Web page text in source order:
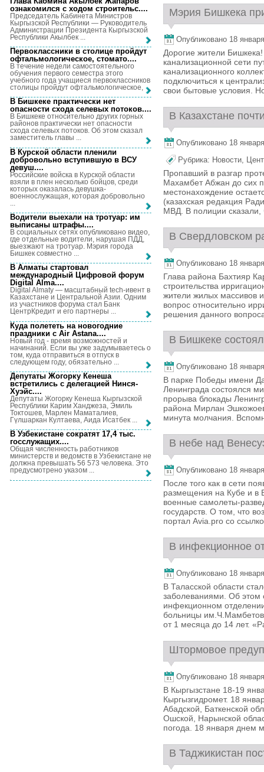
Мэрия Бишкека
Опубликовано 18
Дорогие жители
канализационной сети
канализационного
подключиться к
свои бытовые условия.
В Казахстане
Опубликовано 18
Рубрика: Новости,
Пропавший в разгар
Махамбет Абжан до сих
местонахождение
(казахская редакция
МВД. В полиции сказали,
В Свердловском
Опубликовано 18
Глава района Бахтияр
строительства
жители жилых массивов
вопрос относительно
решения данного
В Бишкеке
Опубликовано 18
В парке Победы имени
Ленинграда состоялся
прорыва блокады
района Мирлан
минута молчания.
В небе над
Опубликовано 18
После того как в сети
размещения на Кубе и в
военные самолеты-
государств. О том, что
портал Avia.pro со
В инфекционное
Опубликовано 18
В Таласской области
заболеваниями. Об этом
инфекционном
больницы
от 1 месяца до 14 лет.
Штормовое
Опубликовано 18
В Кыргызстане 18-19
Кыргызгидромет. 18
Абадской, Баткенской
Ошской, Нарынской
погода. 18 января днем
В Таджикистан
ознакомился с ходом строительс....
Председатель Кабинета Министров
Кыргызской Республики — Руководитель
Администрации Президента Кыргызской
Республики Акылбек ...
Первоклассники в столице пройдут
офтальмологическое, стомато....
В течение недели самостоятельного
обучения первого семестра этого
учебного года учащиеся первоклассников
столицы пройдут офтальмологическое, ...
В Бишкеке практически нет
опасности схода селевых потоков....
В Бишкеке относительно других горных
районов практически нет опасности
схода селевых потоков. Об этом сказал
заместитель главы ...
В Курской области пленили
добровольно вступившую в ВСУ
девуш....
Российские войска в Курской области
взяли в плен несколько бойцов, среди
которых оказалась девушка-
военнослужащая, которая добровольно
Водители выехали на тротуар: им
выписаны штрафы....
В социальных сетях опубликовано видео,
где отдельные водители, нарушая ПДД,
выезжают на тротуар. Мэрия города
Бишкек совместно ...
В Алматы стартовал
международный Цифровой форум
Digital Alma....
Digital Almaty — масштабный tech-ивент в
Казахстане и Центральной Азии. Одним
из участников форума стал Банк
ЦентрКредит и его партнеры ...
Куда полететь на новогодние
праздники с Air Astana....
Новый год - время возможностей и
начинаний. Если вы уже задумываетесь о
том, куда отправиться в отпуск в
следующем году, обязательно ...
Депутаты Жогорку Кенеша
встретились с делегацией Нинся-
Хуэйс....
Депутаты Жогорку Кенеша Кыргызской
Республики Карим Ханджеза, Эмиль
Токтошев, Марлен Маматалиев,
Гүлшаркан Култаева, Аида Исатбек ...
В Узбекистане сократят 17,4 тыс.
госслужащих....
Общая численность работников
министерств и ведомств в Узбекистане не
должна превышать 56 573 человека. Это
предусмотрено указом ...